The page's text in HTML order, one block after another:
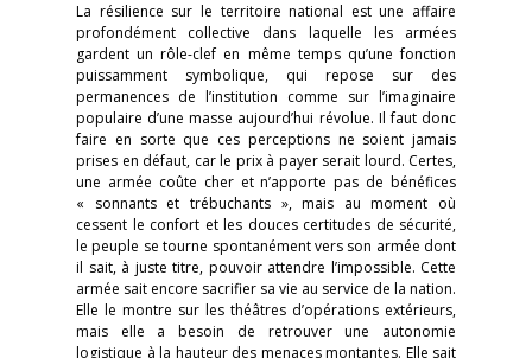
La résilience sur le territoire national est une affaire
profondément collective dans laquelle les armées
gardent un rôle-clef en même temps qu’une fonction
puissamment symbolique, qui repose sur des
permanences de l’institution comme sur l’imaginaire
populaire d’une masse aujourd’hui révolue. Il faut donc
faire en sorte que ces perceptions ne soient jamais
prises en défaut, car le prix à payer serait lourd. Certes,
une armée coûte cher et n’apporte pas de bénéfices
« sonnants et trébuchants », mais au moment où
cessent le confort et les douces certitudes de sécurité,
le peuple se tourne spontanément vers son armée dont
il sait, à juste titre, pouvoir attendre l’impossible. Cette
armée sait encore sacrifier sa vie au service de la nation.
Elle le montre sur les théâtres d’opérations extérieurs,
mais elle a besoin de retrouver une autonomie
logistique à la hauteur des menaces montantes. Elle sait